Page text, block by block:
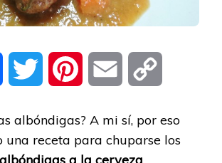
Facebook Twitter Pinterest Email
albóndigas? A mi sí, por eso
una receta para chuparse los